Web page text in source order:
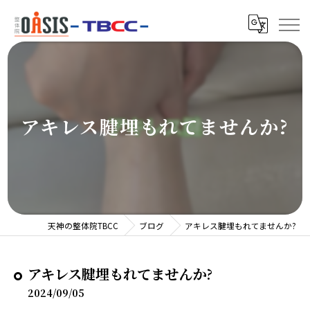
アキレス腱埋もれてませんか?
天神の整体院TBCC ブログ アキレス腱埋もれてませんか?
アキレス腱埋もれてませんか?
2024/09/05